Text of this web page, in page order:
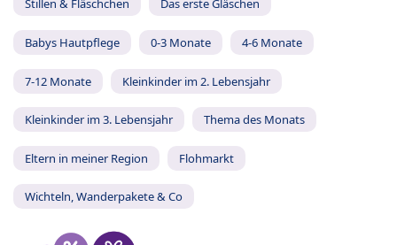
Stillen & Fläschchen Das erste Gläschen
Babys Hautpflege 0-3 Monate 4-6 Monate
7-12 Monate Kleinkinder im 2. Lebensjahr
Kleinkinder im 3. Lebensjahr Thema des Monats
Eltern in meiner Region Flohmarkt
Wichteln, Wanderpakete & Co